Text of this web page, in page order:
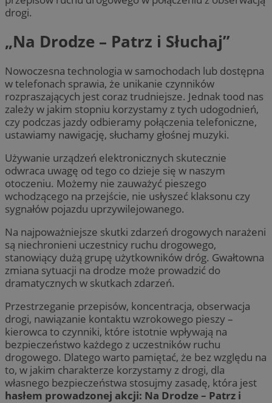
drogi.
„Na Drodze – Patrz i Słuchaj”
Nowoczesna technologia w samochodach lub dostępna
w telefonach sprawia, że unikanie czynników
rozpraszających jest coraz trudniejsze. Jednak tood nas
zależy w jakim stopniu korzystamy z tych udogodnień,
czy podczas jazdy odbieramy połączenia telefoniczne,
ustawiamy nawigację, słuchamy głośnej muzyki.
Używanie urządzeń elektronicznych skutecznie
odwraca uwagę od tego co dzieje się w naszym
otoczeniu. Możemy nie zauważyć pieszego
wchodzącego na przejście, nie usłyszeć klaksonu czy
sygnałów pojazdu uprzywilejowanego.
Na najpoważniejsze skutki zdarzeń drogowych narażeni
są niechronieni uczestnicy ruchu drogowego,
stanowiący dużą grupę użytkowników dróg. Gwałtowna
zmiana sytuacji na drodze może prowadzić do
dramatycznych w skutkach zdarzeń.
Przestrzeganie przepisów, koncentracja, obserwacja
drogi, nawiązanie kontaktu wzrokowego pieszy –
kierowca to czynniki, które istotnie wpływają na
bezpieczeństwo każdego z uczestników ruchu
drogowego. Dlatego warto pamiętać, że bez względu na
to, w jakim charakterze korzystamy z drogi, dla
własnego bezpieczeństwa stosujmy zasadę, która jest
hasłem prowadzonej akcji: Na Drodze – Patrz i